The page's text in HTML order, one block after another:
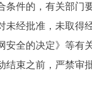
条件的，有关部门
未经批准，未取得
安全的决定》等有
结束之前，严禁审